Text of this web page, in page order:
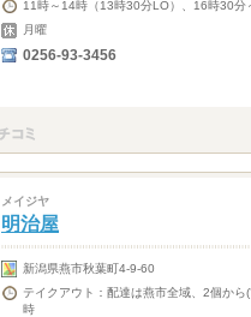
11時～14時（13時30分LO）、16時30
月曜
0256-93-3456
メイジヤ
明治屋
新潟県燕市秋葉町4-9-60
テイクアウト：配達は燕市全域、2個か
時